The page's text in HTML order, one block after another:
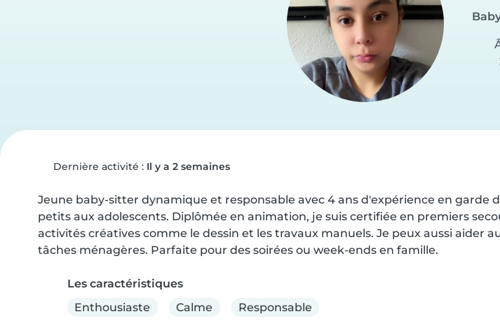
Dernière activité : Il y a 2 semaines
Jeune baby-sitter dynamique et responsable avec 4 ans d'expérience en garde
petits aux adolescents. Diplômée en animation, je suis certifiée en premiers
activités créatives comme le dessin et les travaux manuels. Je peux aussi aider
tâches ménagères. Parfaite pour des soirées ou week-ends en famille.
Les caractéristiques
Enthousiaste
Calme Responsable